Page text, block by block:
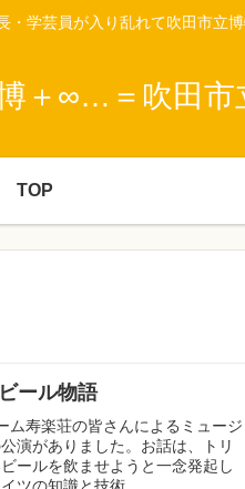
・学芸員が入り乱れて吹田市立
＋∞…＝吹田市
TOP
ール物語
ム寿楽荘の皆さんによるミュージ
演がありました。お話は、トリ
ールを飲ませようと一念発起し